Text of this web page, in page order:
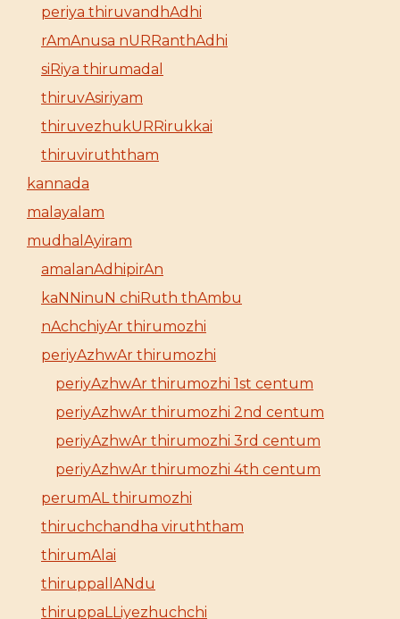
periya thiruvandhAdhi
rAmAnusa nURRanthAdhi
siRiya thirumadal
thiruvAsiriyam
thiruvezhukURRirukkai
thiruviruththam
kannada
malayalam
mudhalAyiram
amalanAdhipirAn
kaNNinuN chiRuth thAmbu
nAchchiyAr thirumozhi
periyAzhwAr thirumozhi
periyAzhwAr thirumozhi 1st centum
periyAzhwAr thirumozhi 2nd centum
periyAzhwAr thirumozhi 3rd centum
periyAzhwAr thirumozhi 4th centum
perumAL thirumozhi
thiruchchandha viruththam
thirumAlai
thiruppallANdu
thiruppaLLiyezhuchchi